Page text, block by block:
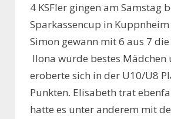
4 KSFler gingen am Samstag
Sparkassencup in
Simon gewann mit 6 aus 7
Ilona wurde bestes
eroberte sich in der U10/U8
Punkten. Elisabeth trat
hatte es unter anderem mit